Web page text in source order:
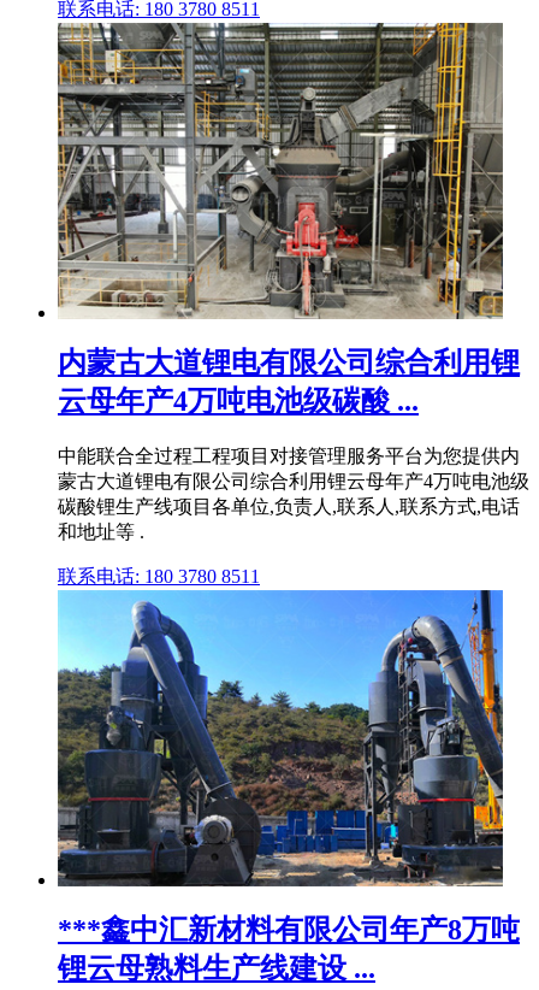
联系电话: 180 3780 8511
内蒙古大道锂电有限公司综合利用锂
云母年产4万吨电池级碳酸 ...
中能联合全过程工程项目对接管理服务平台为您提供内
蒙古大道锂电有限公司综合利用锂云母年产4万吨电池级
碳酸锂生产线项目各单位,负责人,联系人,联系方式,电话
和地址等 .
联系电话: 180 3780 8511
***鑫中汇新材料有限公司年产8万吨
锂云母熟料生产线建设 ...